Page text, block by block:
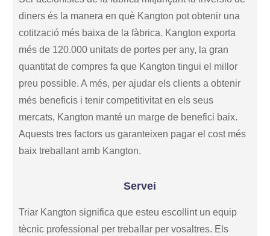
diners és la manera en què Kangton pot obtenir una
cotització més baixa de la fàbrica. Kangton exporta
més de 120.000 unitats de portes per any, la gran
quantitat de compres fa que Kangton tingui el millor
preu possible. A més, per ajudar els clients a obtenir
més beneficis i tenir competitivitat en els seus
mercats, Kangton manté un marge de benefici baix.
Aquests tres factors us garanteixen pagar el cost més
baix treballant amb Kangton.
Servei
Triar Kangton significa que esteu escollint un equip
tècnic professional per treballar per vosaltres. Els